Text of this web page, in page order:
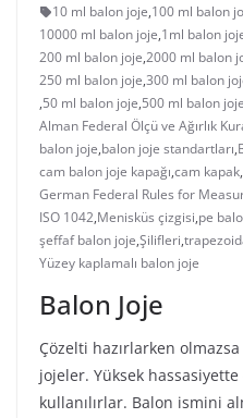
10 ml balon joje,100 ml balon
10000 ml balon joje,1ml balon
200 ml balon joje,2000 ml balon
250 ml balon joje,300 ml balon
,50 ml balon joje,500 ml balon joje
Alman Federal Ölçü ve Ağırlık
balon joje,balon joje standartları,
cam balon joje kapağı,cam kapak,
German Federal Rules for
ISO 1042,Menisküs çizgisi,pe
şeffaf balon joje,Şilifleri,
Yüzey kaplamalı balon joje
Balon Joje
Çözelti hazırlarken
jojeler. Yüksek
kullanılırlar. Balon ismini